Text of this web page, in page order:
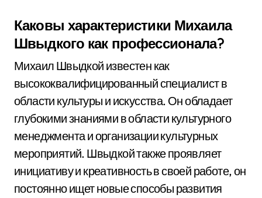
Каковы характеристики Михаила
Швыдкого как профессионала?
Михаил Швыдкой известен как
высококвалифицированный специалист в
области культуры и искусства. Он обладает
глубокими знаниями в области культурного
менеджмента и организации культурных
мероприятий. Швыдкой также проявляет
инициативу и креативность в своей работе, он
постоянно ищет новые способы развития